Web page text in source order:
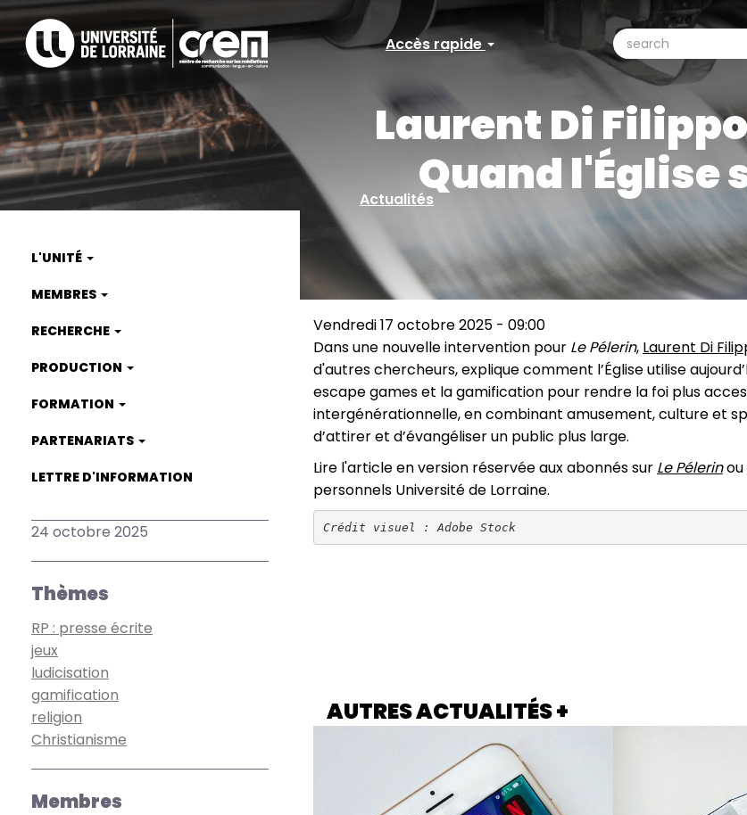
Aller
au
contenu
principal
Accès
rapide
Accès rapide
Search
search
Laurent Di
Quand l'Église
Actualités
L'UNITÉ
MEMBRES
RECHERCHE
PRODUCTION
FORMATION
PARTENARIATS
LETTRE D'INFORMATION
24 octobre 2025
Thèmes
RP : presse écrite
jeux
ludicisation
gamification
religion
Christianisme
Membres
Vendredi 17 octobre 2025 - 09:00
Dans une nouvelle intervention pour Le Pélerin, Laurent Di
d'autres chercheurs, explique comment l’Église utilise
escape games et la gamification pour rendre la foi plus
intergénérationnelle, en combinant amusement, culture et
d’attirer et d’évangéliser un public plus large.
Lire l'article en version réservée aux abonnés sur Le Pélerinou
personnels Université de Lorraine.
Crédit visuel : Adobe Stock
AUTRES ACTUALITÉS +